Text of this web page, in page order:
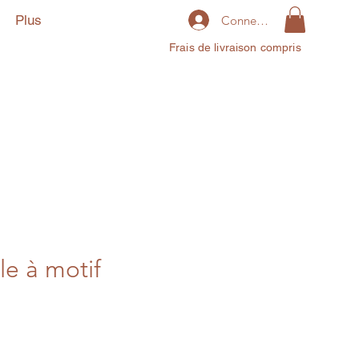
Plus Connexion
Frais de livraison compris
à motif